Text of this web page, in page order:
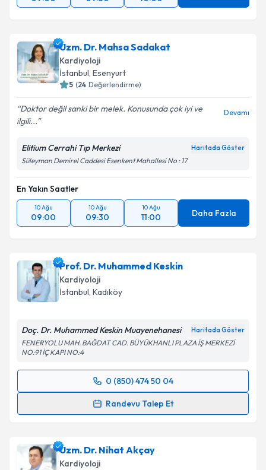
Uzm. Dr. Mahsa Sadakat
Kardiyoloji
İstanbul, Esenyurt
5 (24 Değerlendirme)
Doktor değil sanki bir melek. Konusunda çok iyi ve
ilgili...
Devamı
Elitium Cerrahi Tıp Merkezi Haritada Göster
Süleyman Demirel Caddesi Esenkent Mahallesi No : 17
En Yakın Saatler
10 Ağu
09:00
10 Ağu
09:30
10 Ağu
11:00 Daha Fazla
Prof. Dr. Muhammed Keskin
Kardiyoloji
İstanbul, Kadıköy
Doç. Dr. Muhammed Keskin Muayenehanesi Haritada Göster
FENERYOLU MAH. BAĞDAT CAD. BÜYÜKHANLI PLAZA İŞ MERKEZİ
NO:91 İÇ KAPI NO:4
0 (850) 474 50 04
Randevu Talep Et
Randevu Takvimi Talebi
için bir takvim hazırlandığında e-posta ile
bilgilendireceğiz.
Uzm. Dr. Nihat Akçay
Kardiyoloji